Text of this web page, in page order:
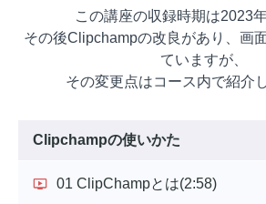
この講座の収録時期は2023年
その後Clipchampの改良があり、画
ていますが、
その変更点はコース内で紹介
Clipchampの使いかた
01 ClipChampとは(2:58)